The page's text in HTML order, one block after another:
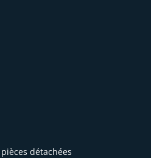
détachées